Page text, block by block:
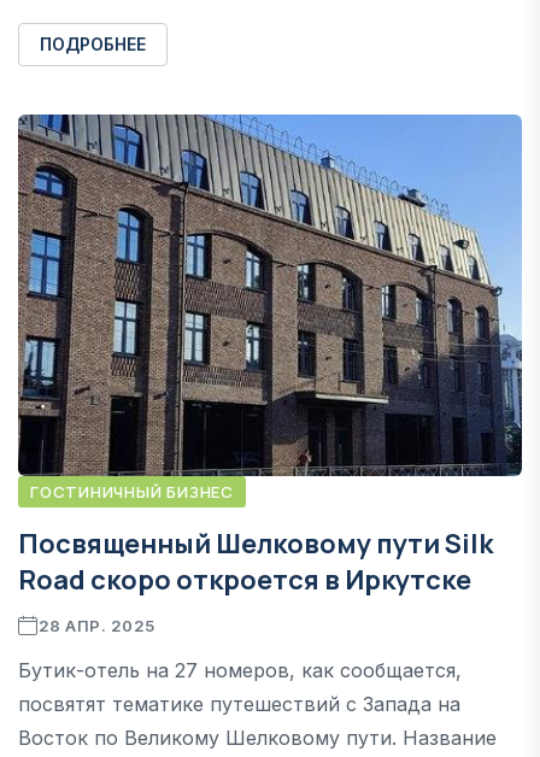
ПОДРОБНЕЕ
ГОСТИНИЧНЫЙ БИЗНЕС
Посвященный Шелковому пути Silk
Road скоро откроется в Иркутске
28 АПР. 2025
Бутик-отель на 27 номеров, как сообщается,
посвятят тематике путешествий с Запада на
Восток по Великому Шелковому пути. Название